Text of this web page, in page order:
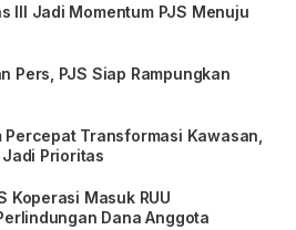
III Jadi Momentum PJS Menuju
Pers, PJS Siap Rampungkan
Percepat Transformasi Kawasan,
Prioritas
Koperasi Masuk RUU
Dana Anggota